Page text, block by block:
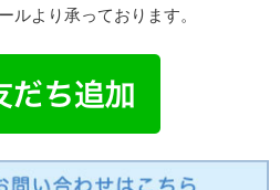
ルより承っております。